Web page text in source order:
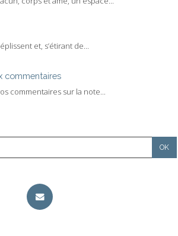
et, s’étirant de...
commentaires
commentaires sur la note...